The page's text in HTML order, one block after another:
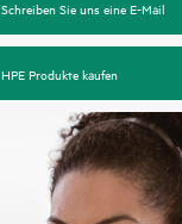
Schreiben Sie uns eine E-Mail
HPE Produkte kaufen